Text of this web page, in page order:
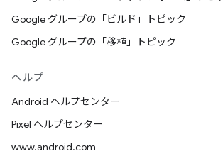
Google グループの「ビルド」トピック
Google グループの「移植」トピック
ヘルプ
Android ヘルプセンター
Pixel ヘルプセンター
www.android.com